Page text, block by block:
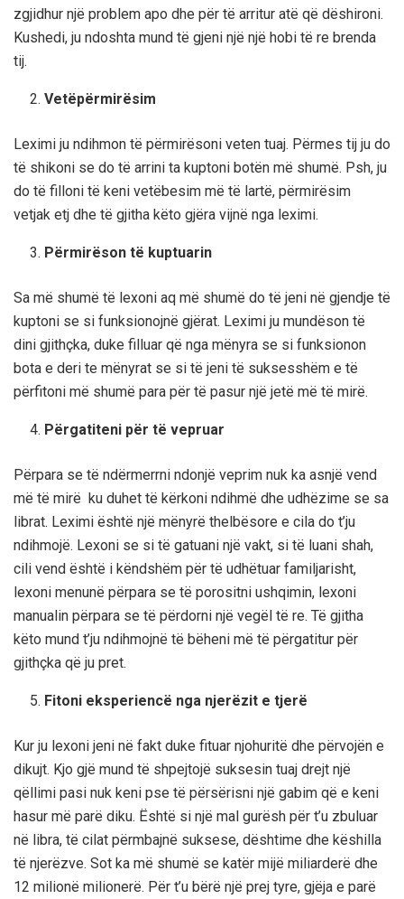
zgjidhur një problem apo dhe për të arritur atë që dëshironi.
Kushedi, ju ndoshta mund të gjeni një një hobi të re brenda
tij.
Vetëpërmirësim
Leximi ju ndihmon të përmirësoni veten tuaj. Përmes tij ju do
të shikoni se do të arrini ta kuptoni botën më shumë. Psh, ju
do të filloni të keni vetëbesim më të lartë, përmirësim
vetjak etj dhe të gjitha këto gjëra vijnë nga leximi.
Përmirëson të kuptuarin
Sa më shumë të lexoni aq më shumë do të jeni në gjendje të
kuptoni se si funksionojnë gjërat. Leximi ju mundëson të
dini gjithçka, duke filluar që nga mënyra se si funksionon
bota e deri te mënyrat se si të jeni të suksesshëm e të
përfitoni më shumë para për të pasur një jetë më të mirë.
Përgatiteni për të vepruar
Përpara se të ndërmerrni ndonjë veprim nuk ka asnjë vend
më të mirë ku duhet të kërkoni ndihmë dhe udhëzime se sa
librat. Leximi është një mënyrë thelbësore e cila do t’ju
ndihmojë. Lexoni se si të gatuani një vakt, si të luani shah,
cili vend është i këndshëm për të udhëtuar familjarisht,
lexoni menunë përpara se të porositni ushqimin, lexoni
manualin përpara se të përdorni një vegël të re. Të gjitha
këto mund t’ju ndihmojnë të bëheni më të përgatitur për
gjithçka që ju pret.
Fitoni eksperiencë nga njerëzit e tjerë
Kur ju lexoni jeni në fakt duke fituar njohuritë dhe përvojën e
dikujt. Kjo gjë mund të shpejtojë suksesin tuaj drejt një
qëllimi pasi nuk keni pse të përsërisni një gabim që e keni
hasur më parë diku. Është si një mal gurësh për t’u zbuluar
në libra, të cilat përmbajnë suksese, dështime dhe këshilla
të njerëzve. Sot ka më shumë se katër mijë miliarderë dhe
12 milionë milionerë. Për t’u bërë një prej tyre, gjëja e parë